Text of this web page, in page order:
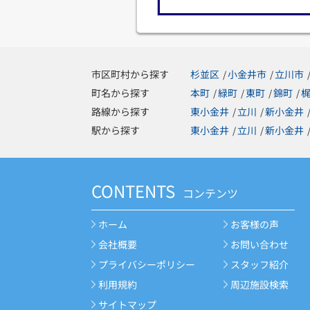
市区町村から探す 杉並区 /小金井市 /立川市 /
町名から探す
本町 /緑町 /東町 /錦町 /
路線から探す
東小金井 /立川 /新小金井 /
駅から探す
東小金井 /立川 /新小金井 /
CONTENTS コンテンツ
ホーム
会社概要
プライバシーポリシー
利用規約
サイトマップ
お客様の声
お問い合わせ
スタッフ紹介
周辺施設検索